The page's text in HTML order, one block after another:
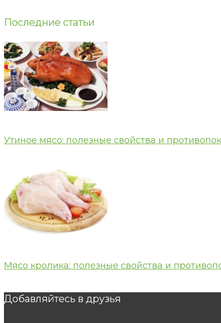
Последние статьи
Утиное мясо: полезные свойства и
Мясо кролика: полезные свойства и
Добавляйтесь в друзья